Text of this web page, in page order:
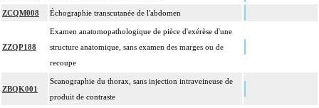
ZCQM008 Échographie transcutanée de l'abdomen
ZZQP188
Examen anatomopathologique de pièce d'exérèse d'une
structure anatomique, sans examen des marges ou de
recoupe
ZBQK001
Scanographie du thorax, sans injection intraveineuse de
produit de contraste